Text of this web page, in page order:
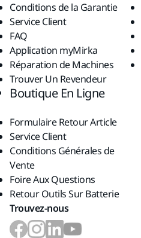
Conditions de la Garantie
Service Client
FAQ
Application myMirka
Réparation de Machines
Trouver Un Revendeur
Boutique En Ligne
Formulaire Retour Article
Service Client
Conditions Générales de
Vente
Foire Aux Questions
Retour Outils Sur Batterie
Trouvez-nous